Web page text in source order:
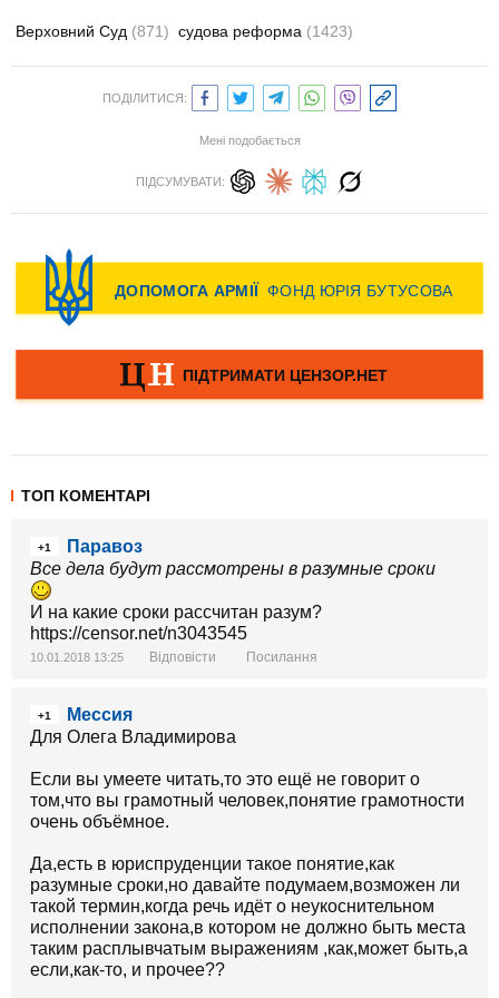
Верховний Суд (871) судова реформа (1423)
ПОДІЛИТИСЯ:
Мені подобається
ПІДСУМУВАТИ:
ТОП КОМЕНТАРІ
+1
Паравоз
Все дела будут рассмотрены в разумные сроки
И на какие сроки рассчитан разум?
https://censor.net/n3043545
10.01.2018 13:25 Відповісти Посилання
+1
Мессия
Для Олега Владимирова
Если вы умеете читать,то это ещё не говорит о
том,что вы грамотный человек,понятие грамотности
очень объёмное.
Да,есть в юриспруденции такое понятие,как
разумные сроки,но давайте подумаем,возможен ли
такой термин,когда речь идёт о неукоснительном
исполнении закона,в котором не должно быть места
таким расплывчатым выражениям ,как,может быть,а
если,как-то, и прочее??